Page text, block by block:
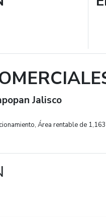
Jalisco
Área rentable de